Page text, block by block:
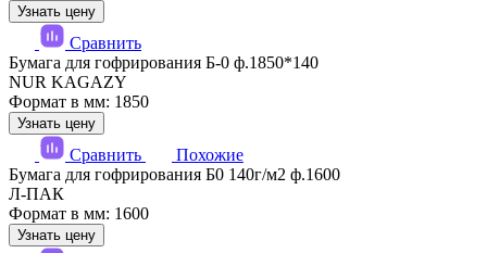
Узнать цену
Сравнить
Бумага для гофрирования Б-0 ф.1850*140
NUR KAGAZY
Формат в мм: 1850
Узнать цену
Сравнить
Похожие
Бумага для гофрирования Б0 140г/м2 ф.1600
Л-ПАК
Формат в мм: 1600
Узнать цену